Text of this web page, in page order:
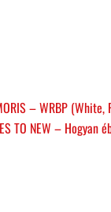
– WRBP
TO NEW – Hogyan